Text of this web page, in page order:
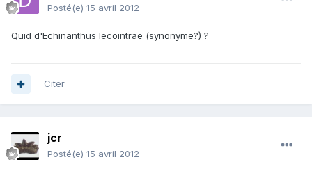
Posté(e) 15 avril 2012
Quid d'Echinanthus lecointrae (synonyme?) ?
Citer
jcr
Posté(e) 15 avril 2012